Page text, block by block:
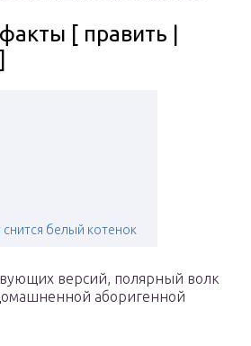
[ править |
снится белый котенок
версий, полярный волк
аборигенной